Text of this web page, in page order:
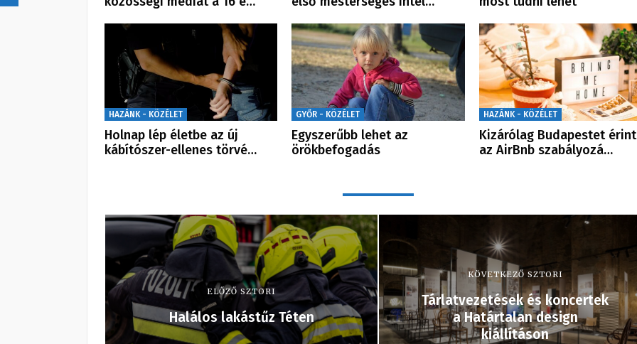
HAZÁNK - KÖZÉLET
Holnap lép életbe az új
kábítószer-ellenes törvé…
GYŐR - KÖZÉLET
Egyszerűbb lehet az
örökbefogadás
HAZÁNK - KÖZÉLET
Kizárólag Budapestet
az AirBnb szabályozá…
ELŐZŐ SZTORI
Halálos lakástűz Téten
KÖVETKEZŐ SZTORI
Tárlatvezetések és koncertek
a Határtalan design
kiállításon